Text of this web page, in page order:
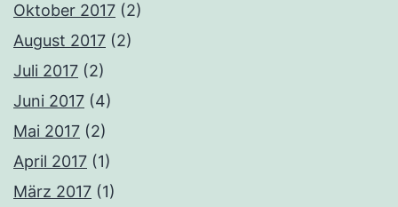
Oktober 2017 (2)
August 2017 (2)
Juli 2017 (2)
Juni 2017 (4)
Mai 2017 (2)
April 2017 (1)
März 2017 (1)